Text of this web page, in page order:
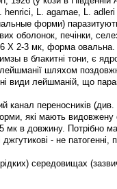
henrici, L. agamae, L. adleri
форми)
оболонок, печінки,
6 Х 2-3 мк, форма
в блакитні тони, є
шляхом
види лейшманій, що
канал переносників (див.
які мають видовжену
мк в довжину. Потрібно
- не патогенні,
середовищах